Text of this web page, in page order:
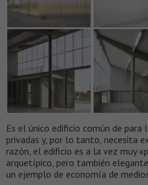
Es el único edificio común de para
privadas y, por lo tanto, necesita
razón, el edificio es a la vez muy
arquetípico, pero también
un ejemplo de economía de